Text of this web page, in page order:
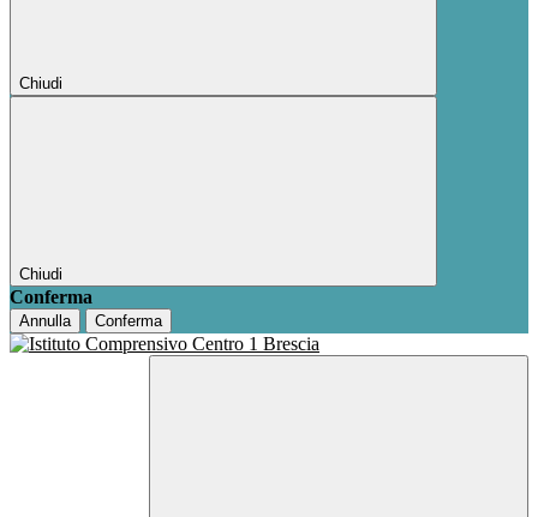
Chiudi
Chiudi
Conferma
Annulla Conferma